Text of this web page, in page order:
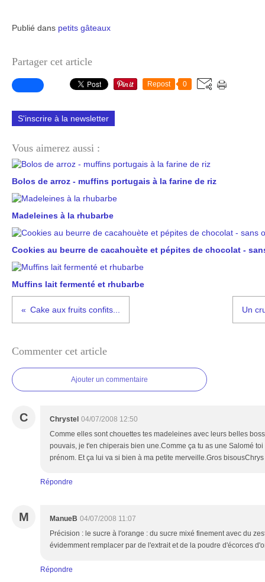
Publié dans petits gâteaux
Partager cet article
Repost 0
S'inscrire à la newsletter
Vous aimerez aussi :
Bolos de arroz - muffins portugais à la farine de riz
Madeleines à la rhubarbe
Cookies au beurre de cacahouète et pépites de chocolat -
Muffins lait fermenté et rhubarbe
Cake aux fruits confits... Un
Commenter cet article
Ajouter un commentaire
C Chrystel 04/07/2008 12:50
Comme elles sont chouettes tes madeleines avec leurs belles
pouvais, je t'en chiperais bien une.Comme ça tu as une Salomé
prénom. Et ça lui va si bien à ma petite merveille.Gros bisousChrys
Répondre
M ManueB 04/07/2008 11:07
Précision : le sucre à l'orange : du sucre mixé finement avec du
évidemment remplacer par de l'extrait et de la poudre d'écorces
Répondre